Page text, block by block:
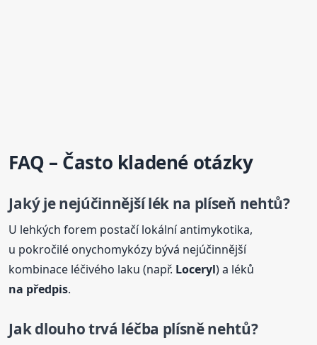
FAQ – Často kladené otázky
Jaký je nejúčinnější lék na plíseň nehtů?
U lehkých forem postačí lokální antimykotika,
u pokročilé onychomykózy bývá nejúčinnější
kombinace léčivého laku (např. Loceryl) a léků
na předpis.
Jak dlouho trvá léčba plísně nehtů?